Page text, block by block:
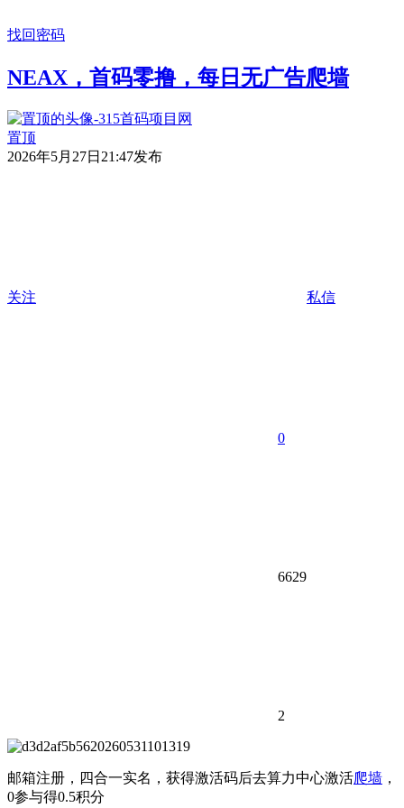
找回密码
NEAX，首码零撸，每日无广告爬墙
置顶
2026年5月27日21:47发布
关注 私信
0
6629
2
邮箱注册，四合一实名，获得激活码后去算力中心激活爬墙 ，
0参与得0.5积分